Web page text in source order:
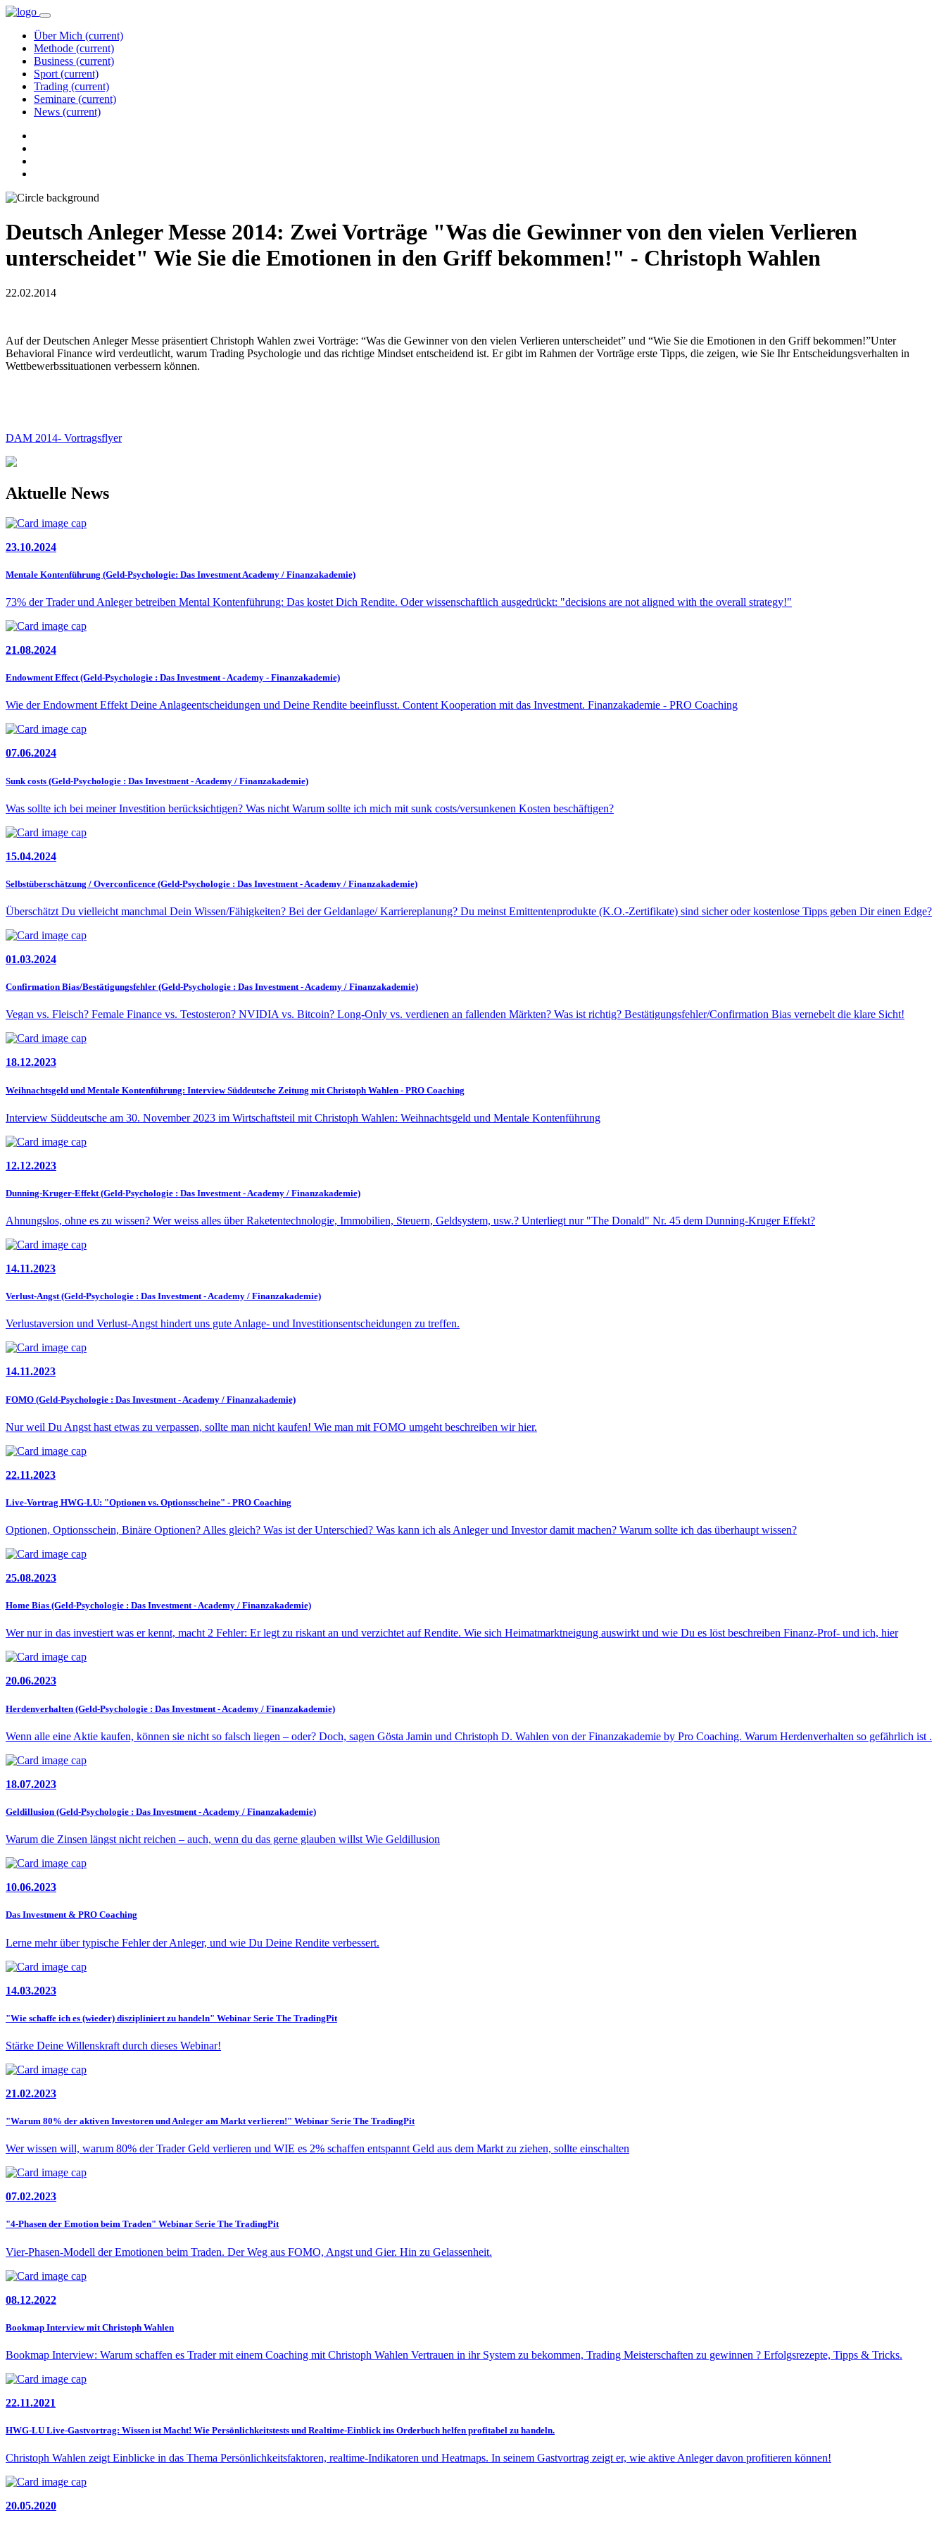
Über Mich (current)
Methode (current)
Business (current)
Sport (current)
Trading (current)
Seminare (current)
News (current)
Deutsch Anleger Messe 2014: Zwei Vorträge "Was die Gewinner von den vielen Verlieren
unterscheidet" Wie Sie die Emotionen in den Griff bekommen!" - Christoph Wahlen
22.02.2014
Auf der Deutschen Anleger Messe präsentiert Christoph Wahlen zwei Vorträge: “Was die Gewinner von den vielen Verlieren unterscheidet” und “Wie Sie die Emotionen in den Griff bekommen!”Unter
Behavioral Finance wird verdeutlicht, warum Trading Psychologie und das richtige Mindset entscheidend ist. Er gibt im Rahmen der Vorträge erste Tipps, die zeigen, wie Sie Ihr Entscheidungsverhalten in
Wettbewerbssituationen verbessern können.
DAM 2014- Vortragsflyer
Aktuelle News
23.10.2024
Mentale Kontenführung (Geld-Psychologie: Das Investment Academy / Finanzakademie)
73% der Trader und Anleger betreiben Mental Kontenführung: Das kostet Dich Rendite. Oder wissenschaftlich ausgedrückt: "decisions are not aligned with the overall strategy!"
21.08.2024
Endowment Effect (Geld-Psychologie : Das Investment - Academy - Finanzakademie)
Wie der Endowment Effekt Deine Anlageentscheidungen und Deine Rendite beeinflusst. Content Kooperation mit das Investment. Finanzakademie - PRO Coaching
07.06.2024
Sunk costs (Geld-Psychologie : Das Investment - Academy / Finanzakademie)
Was sollte ich bei meiner Investition berücksichtigen? Was nicht Warum sollte ich mich mit sunk costs/versunkenen Kosten beschäftigen?
15.04.2024
Selbstüberschätzung / Overconficence (Geld-Psychologie : Das Investment - Academy / Finanzakademie)
Überschätzt Du vielleicht manchmal Dein Wissen/Fähigkeiten? Bei der Geldanlage/ Karriereplanung? Du meinst Emittentenprodukte (K.O.-Zertifikate) sind sicher oder kostenlose Tipps geben Dir einen Edge?
01.03.2024
Confirmation Bias/Bestätigungsfehler (Geld-Psychologie : Das Investment - Academy / Finanzakademie)
Vegan vs. Fleisch? Female Finance vs. Testosteron? NVIDIA vs. Bitcoin? Long-Only vs. verdienen an fallenden Märkten? Was ist richtig? Bestätigungsfehler/Confirmation Bias vernebelt die klare Sicht!
18.12.2023
Weihnachtsgeld und Mentale Kontenführung: Interview Süddeutsche Zeitung mit Christoph Wahlen - PRO Coaching
Interview Süddeutsche am 30. November 2023 im Wirtschaftsteil mit Christoph Wahlen: Weihnachtsgeld und Mentale Kontenführung
12.12.2023
Dunning-Kruger-Effekt (Geld-Psychologie : Das Investment - Academy / Finanzakademie)
Ahnungslos, ohne es zu wissen? Wer weiss alles über Raketentechnologie, Immobilien, Steuern, Geldsystem, usw.? Unterliegt nur "The Donald" Nr. 45 dem Dunning-Kruger Effekt?
14.11.2023
Verlust-Angst (Geld-Psychologie : Das Investment - Academy / Finanzakademie)
Verlustaversion und Verlust-Angst hindert uns gute Anlage- und Investitionsentscheidungen zu treffen.
14.11.2023
FOMO (Geld-Psychologie : Das Investment - Academy / Finanzakademie)
Nur weil Du Angst hast etwas zu verpassen, sollte man nicht kaufen! Wie man mit FOMO umgeht beschreiben wir hier.
22.11.2023
Live-Vortrag HWG-LU: "Optionen vs. Optionsscheine" - PRO Coaching
Optionen, Optionsschein, Binäre Optionen? Alles gleich? Was ist der Unterschied? Was kann ich als Anleger und Investor damit machen? Warum sollte ich das überhaupt wissen?
25.08.2023
Home Bias (Geld-Psychologie : Das Investment - Academy / Finanzakademie)
Wer nur in das investiert was er kennt, macht 2 Fehler: Er legt zu riskant an und verzichtet auf Rendite. Wie sich Heimatmarktneigung auswirkt und wie Du es löst beschreiben Finanz-Prof- und ich, hier
20.06.2023
Herdenverhalten (Geld-Psychologie : Das Investment - Academy / Finanzakademie)
Wenn alle eine Aktie kaufen, können sie nicht so falsch liegen – oder? Doch, sagen Gösta Jamin und Christoph D. Wahlen von der Finanzakademie by Pro Coaching. Warum Herdenverhalten so gefährlich ist .
18.07.2023
Geldillusion (Geld-Psychologie : Das Investment - Academy / Finanzakademie)
Warum die Zinsen längst nicht reichen – auch, wenn du das gerne glauben willst Wie Geldillusion
10.06.2023
Das Investment & PRO Coaching
Lerne mehr über typische Fehler der Anleger, und wie Du Deine Rendite verbessert.
14.03.2023
"Wie schaffe ich es (wieder) diszipliniert zu handeln" Webinar Serie The TradingPit
Stärke Deine Willenskraft durch dieses Webinar!
21.02.2023
"Warum 80% der aktiven Investoren und Anleger am Markt verlieren!" Webinar Serie The TradingPit
Wer wissen will, warum 80% der Trader Geld verlieren und WIE es 2% schaffen entspannt Geld aus dem Markt zu ziehen, sollte einschalten
07.02.2023
"4-Phasen der Emotion beim Traden" Webinar Serie The TradingPit
Vier-Phasen-Modell der Emotionen beim Traden. Der Weg aus FOMO, Angst und Gier. Hin zu Gelassenheit.
08.12.2022
Bookmap Interview mit Christoph Wahlen
Bookmap Interview: Warum schaffen es Trader mit einem Coaching mit Christoph Wahlen Vertrauen in ihr System zu bekommen, Trading Meisterschaften zu gewinnen ? Erfolgsrezepte, Tipps & Tricks.
22.11.2021
HWG-LU Live-Gastvortrag: Wissen ist Macht! Wie Persön­lichkeits­tests und Realtime-Einblick ins Orderbuch helfen profitabel zu handeln.
Christoph Wahlen zeigt Einblicke in das Thema Persönlich­keitsfaktoren, realtime-Indikatoren und Heatmaps. In seinem Gastvortrag zeigt er, wie aktive Anleger davon profitieren können!
20.05.2020